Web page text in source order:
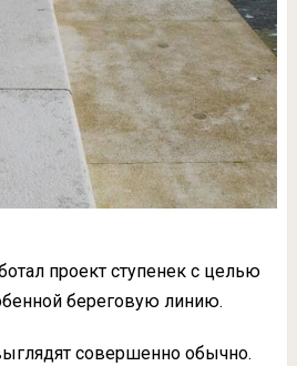
проект ступенек с целью
береговую линию.
совершенно обычно.